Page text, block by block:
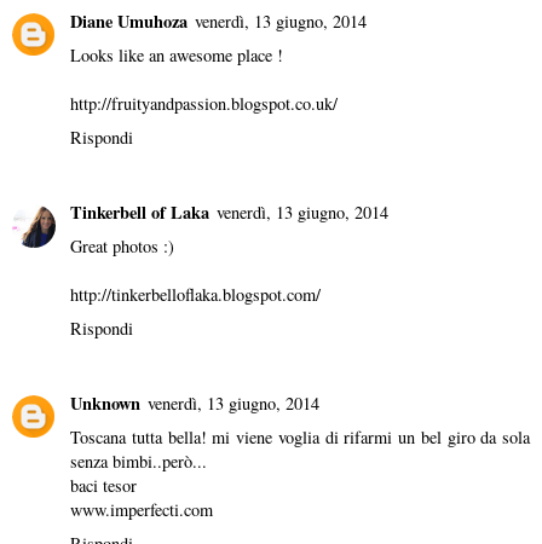
Diane Umuhoza venerdì, 13 giugno, 2014
Looks like an awesome place !
http://fruityandpassion.blogspot.co.uk/
Rispondi
Tinkerbell of Laka venerdì, 13 giugno, 2014
Great photos :)
http://tinkerbelloflaka.blogspot.com/
Rispondi
Unknown venerdì, 13 giugno, 2014
Toscana tutta bella! mi viene voglia di rifarmi un bel giro da sola
senza bimbi..però...
baci tesor
www.imperfecti.com